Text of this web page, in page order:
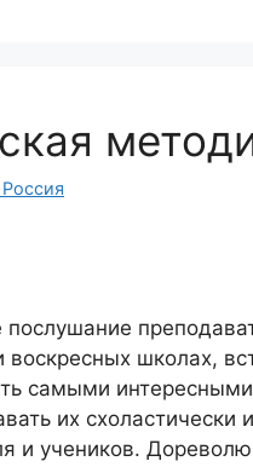
школах,
самыми
их схоластически
и учеников.